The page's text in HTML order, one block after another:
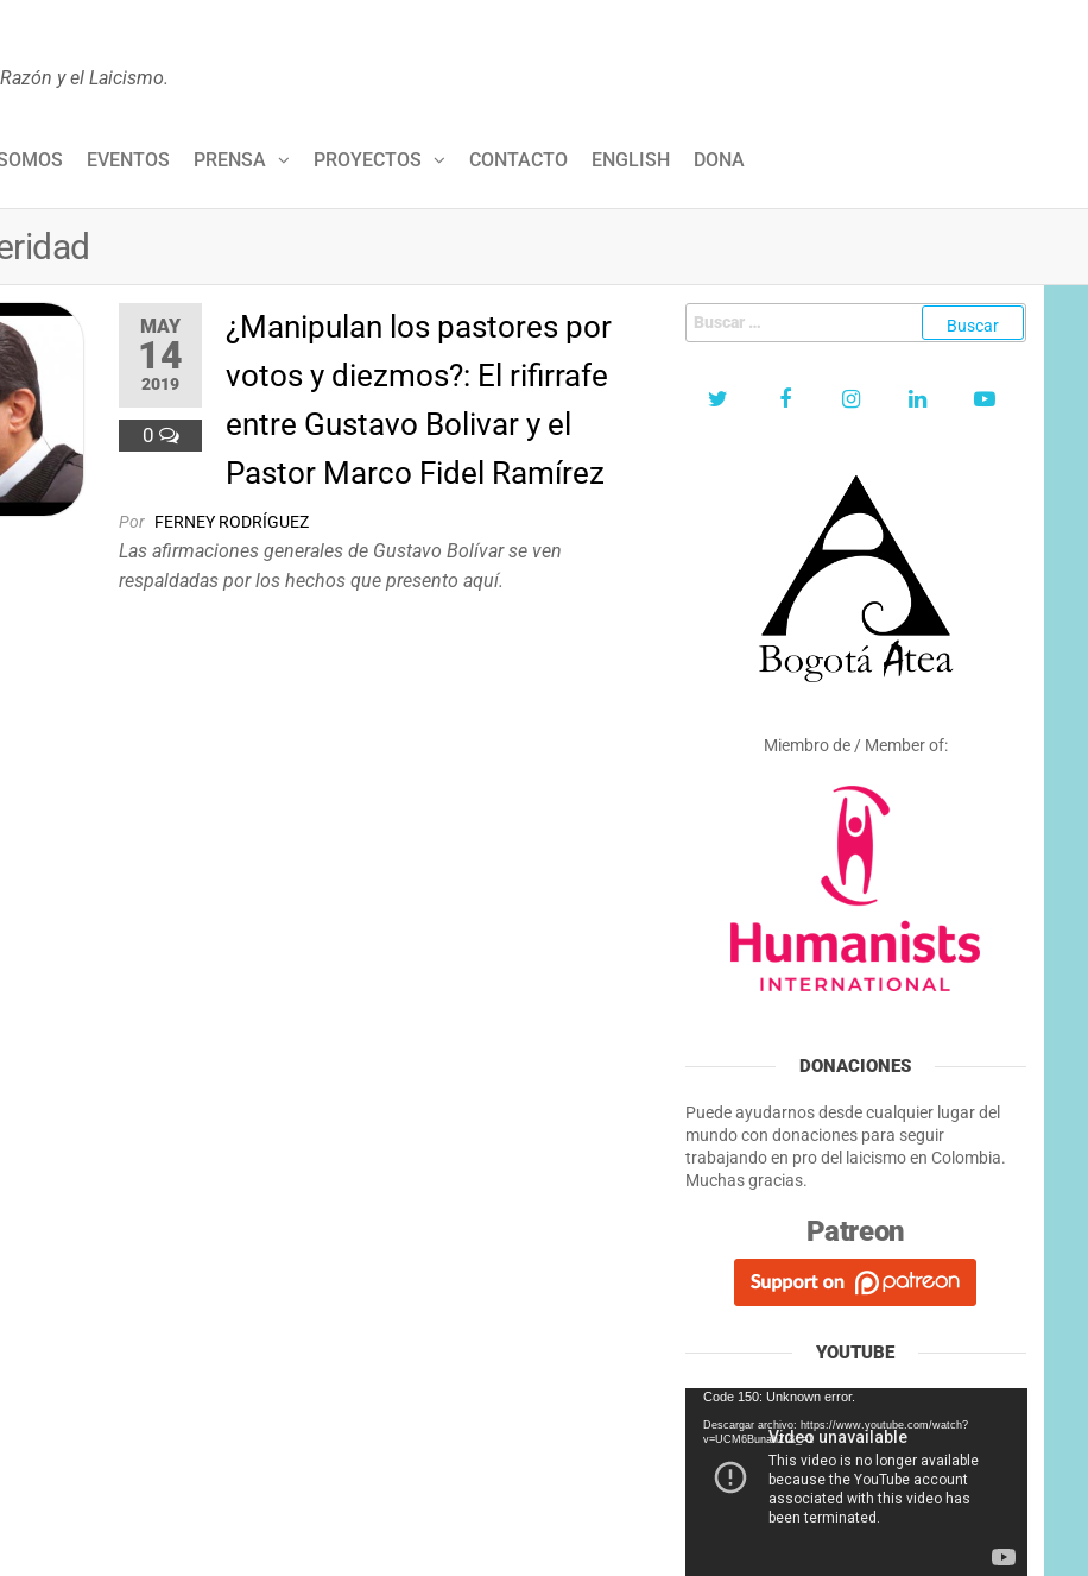
y el Laicismo.
EVENTOS PRENSA PROYECTOS CONTACTO ENGLISH DONA
MAY
14
2019
0
¿Manipulan los pastores por
votos y diezmos?: El rifirrafe
entre Gustavo Bolivar y el
Pastor Marco Fidel Ramírez
Por FERNEY RODRÍGUEZ
Las afirmaciones generales de Gustavo Bolívar se ven
respaldadas por los hechos que presento aquí.
Buscar:
Miembro de / Member of:
DONACIONES
Puede ayudarnos desde cualquier lugar del
mundo con donaciones para seguir
trabajando en pro del laicismo en Colombia.
Muchas gracias.
Patreon
YOUTUBE
Reproductor
vídeo
Code 150: Unknown error.
Descargar archivo: https://www.youtube.com/watch?
v=UCM6BunahZI&_=1